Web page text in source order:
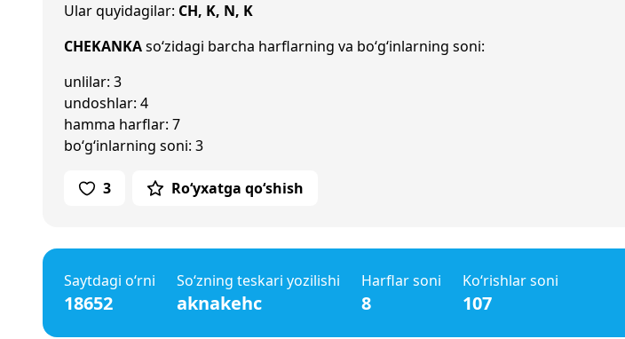
Ular quyidagilar: CH, K, N, K
CHEKANKAso‘zidagi barcha harflarning va bo‘g‘inlarning soni:
unlilar: 3
undoshlar: 4
hamma harflar: 7
bo‘g‘inlarning soni: 3
3 Ro‘yxatga qo‘shish
Saytdagi o‘rni
18652
So‘zning teskari yozilishi
aknakehc
Harflar soni
8
Ko‘rishlar soni
107